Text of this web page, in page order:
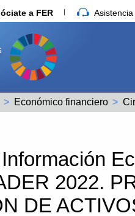
a FER
Económico financiero
2022.
DE